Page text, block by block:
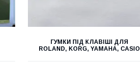
ГУМКИ ПІД КЛАВІШІ ДЛЯ
ROLAND, KORG, YAMAHA, CASIO